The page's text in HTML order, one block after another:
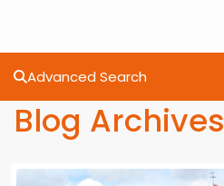
Advanced Search
Blog Archives